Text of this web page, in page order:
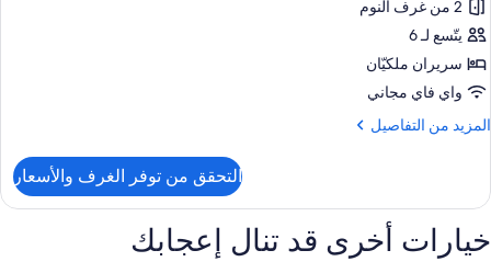
2 من غرف النوم
يتّسع لـ 6
سريران ملكيّان
واي فاي مجاني
المزيد من التفاصيل
المزيد
جناح
غرفتا
نوم
التحقق من توفر الغرف والأسعار
خيارات أخرى قد تنال إعجابك